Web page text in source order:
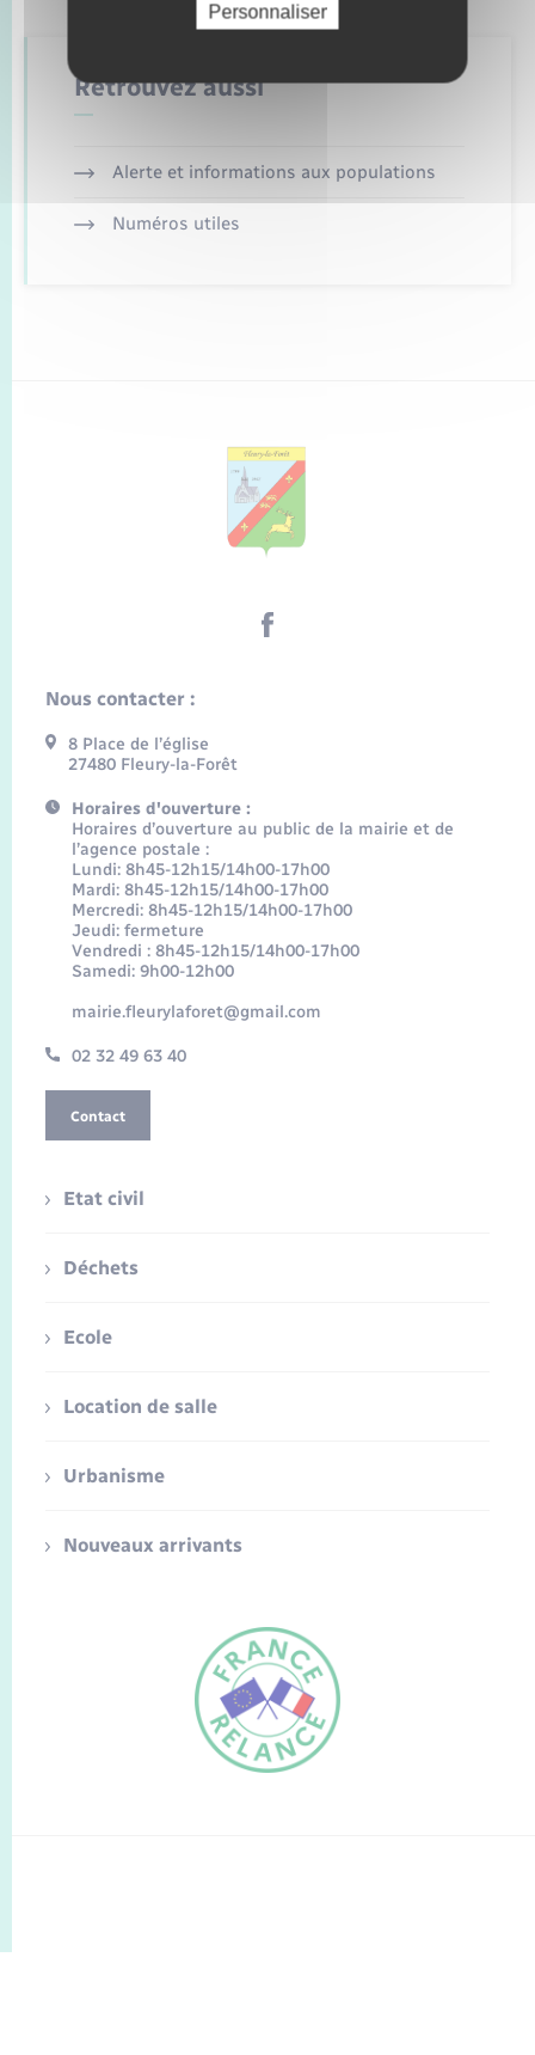
FR
Retrouvez aussi
Alerte et informations aux populations
Numéros utiles
Nous contacter :
8 Place de l’église
27480 Fleury-la-Forêt
Horaires d'ouverture :
Horaires d’ouverture au public de la mairie et de
l’agence postale :
Lundi: 8h45-12h15/14h00-17h00
Mardi: 8h45-12h15/14h00-17h00
Mercredi: 8h45-12h15/14h00-17h00
Jeudi: fermeture
Vendredi : 8h45-12h15/14h00-17h00
Samedi: 9h00-12h00
mairie.fleurylaforet@gmail.com
02 32 49 63 40
Contact
Etat civil
Déchets
Ecole
Location de salle
Urbanisme
Nouveaux arrivants
Personnaliser